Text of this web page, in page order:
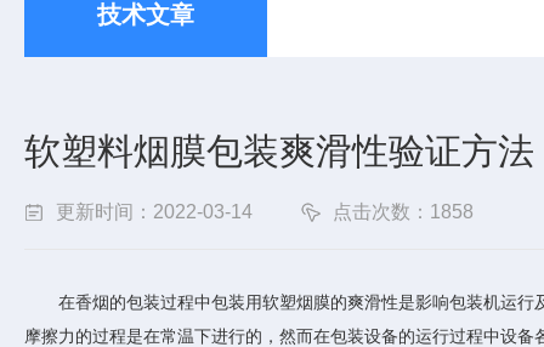
技术文章
软塑料烟膜包装爽滑性验证方法
更新时间：2022-03-14 点击次数：1858
在香烟的包装过程中包装用软塑烟膜的爽滑性是影响包装机运
摩擦力的过程是在常温下进行的，然而在包装设备的运行过程中设